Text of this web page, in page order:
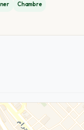
Chambre